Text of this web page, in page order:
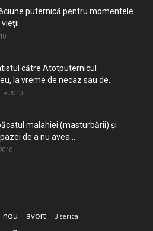
puternică pentru momentele
vieţii
către Atotputernicul
la vreme de necaz sau de...
2010
malahiei (masturbării) şi
de a nu avea...
nou avort Biserica